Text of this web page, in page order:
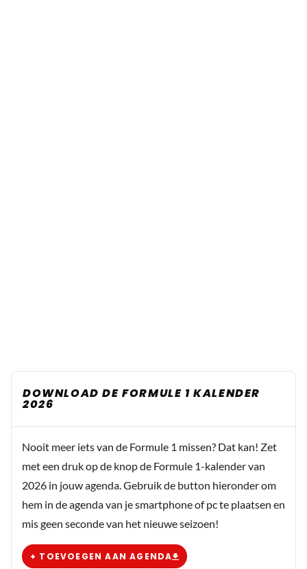
DOWNLOAD DE FORMULE 1 KALENDER
2026
Nooit meer iets van de Formule 1 missen? Dat kan! Zet
met een druk op de knop de Formule 1-kalender van
2026 in jouw agenda. Gebruik de button hieronder om
hem in de agenda van je smartphone of pc te plaatsen en
mis geen seconde van het nieuwe seizoen!
+ TOEVOEGEN AAN AGENDA